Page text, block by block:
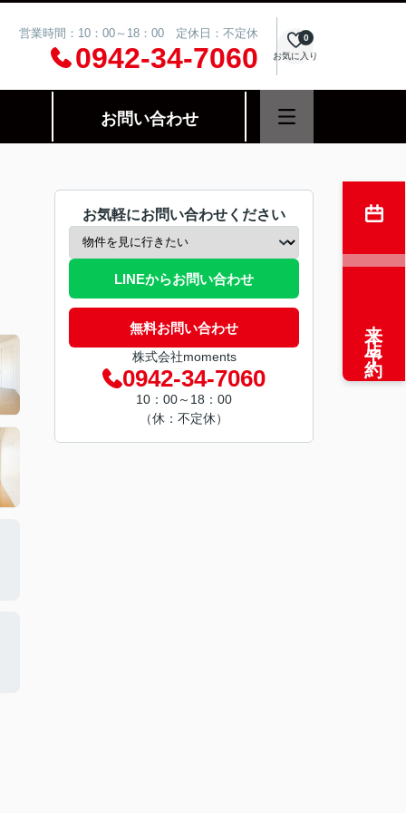
営業時間：10：00～18：00 定休日：不定休
0942-34-7060 お気に入り
0
お問い合わせ
お気軽にお問い合わせください
LINEからお問い合わせ
無料お問い合わせ
株式会社moments
0942-34-7060
10：00～18：00
（休：不定休）
来店予約